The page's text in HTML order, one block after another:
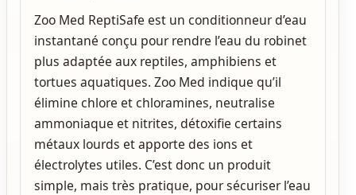
Zoo Med ReptiSafe est un conditionneur d’eau
instantané conçu pour rendre l’eau du robinet
plus adaptée aux reptiles, amphibiens et
tortues aquatiques. Zoo Med indique qu’il
élimine chlore et chloramines, neutralise
ammoniaque et nitrites, détoxifie certains
métaux lourds et apporte des ions et
électrolytes utiles. C’est donc un produit
simple, mais très pratique, pour sécuriser l’eau